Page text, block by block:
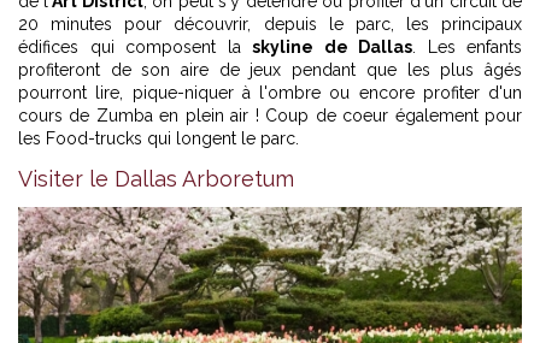
20 minutes pour découvrir, depuis le parc, les principaux
édifices qui composent la skyline de Dallas . Les enfants
profiteront de son aire de jeux pendant que les plus âgés
pourront lire, pique-niquer à l'ombre ou encore profiter d'un
cours de Zumba en plein air ! Coup de coeur également pour
les Food-trucks qui longent le parc.
Visiter le Dallas Arboretum